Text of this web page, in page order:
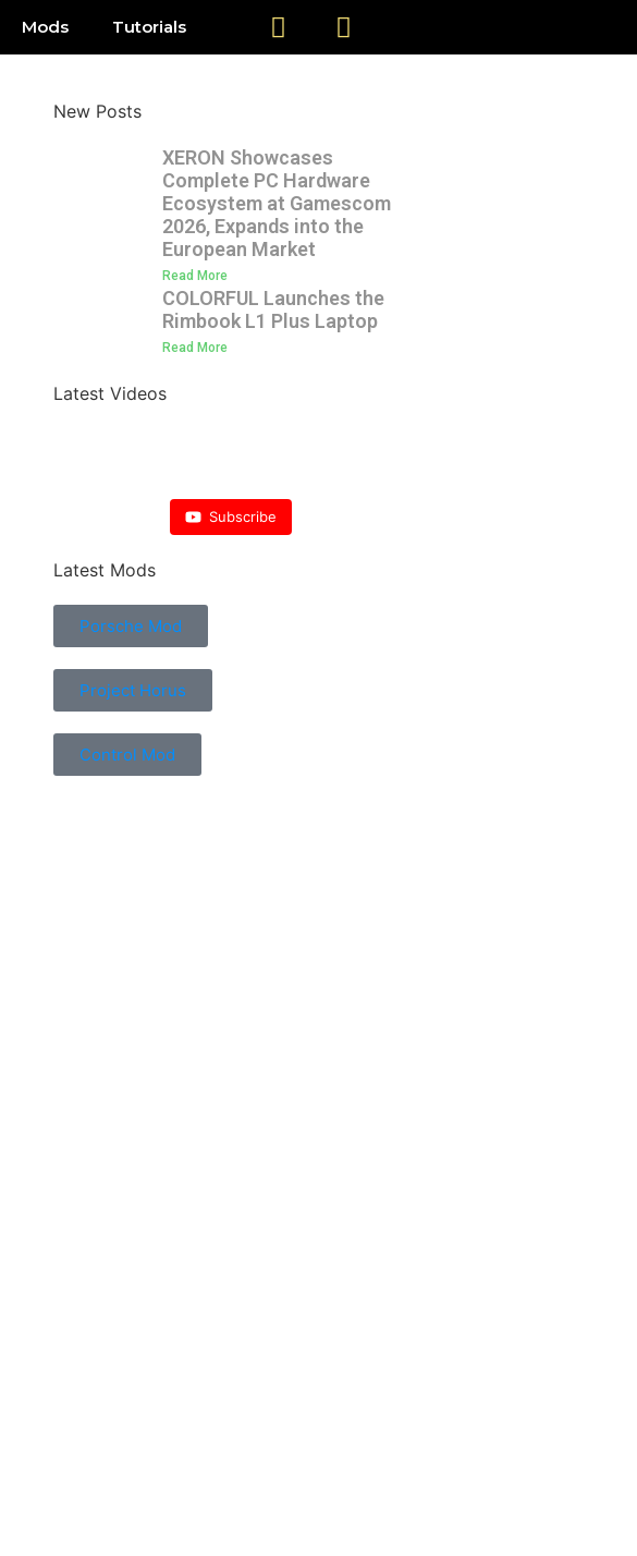
Mods Tutorials
New Posts
XERON Showcases
Complete PC Hardware
Ecosystem at Gamescom
2026, Expands into the
European Market
Read More
COLORFUL Launches the
Rimbook L1 Plus Laptop
Read More
Latest Videos
Subscribe
Latest Mods
Porsche Mod
Project Horus
Control Mod